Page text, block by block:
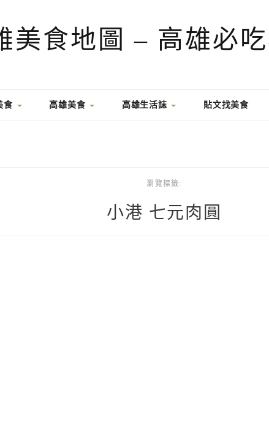
食 高雄美食 高雄生活誌 貼文找美食
瀏覽標籤:
小港 七元肉圓